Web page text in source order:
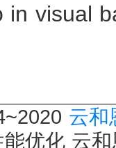
in visual
云和
能优化 云